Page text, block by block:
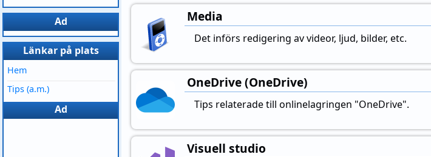
Media
Det införs redigering av videor, ljud, bilder, etc.
OneDrive (OneDrive)
Tips relaterade till onlinelagringen "OneDrive".
Visuell studio
Ad
Länkar på plats
Hem
Tips (a.m.)
Ad